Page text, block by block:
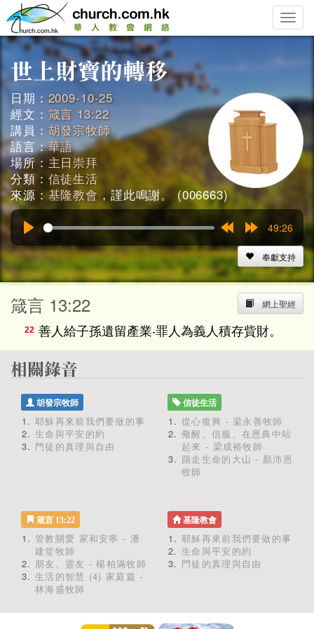
Toggle
日期： 2009-10-25
經文： 箴言 13:22
講員： 胡發宗牧師
語言：華語
場所： 主日崇拜
分類： 信徒生活
來源：基隆教會，謹此鳴謝。 (006663)
15s
15s
49:26
奉獻支持
網上聖經
箴言 13:22
22 善人給子孫遺留產業‧罪人為義人積存貲財。
胡發宗牧師
耶穌再來前我們要做的事
生命與平安的約
門徒的真理與自由
信徒生活
從心復興 - 梁永善牧師
儆醒、信服、在恩典中站
起來 - 梁成裕牧師
踢走生命的大山 - 顏沛恩
牧師
箴言 13:22
管教關愛 家和安寧 - 潘
建堂牧師
朋友、靈友 - 楊柏滿牧師
生活的智慧 (4) 家庭篇 -
林海盛牧師
基隆教會
耶穌再來前我們要做的事
生命與平安的約
門徒的真理與自由